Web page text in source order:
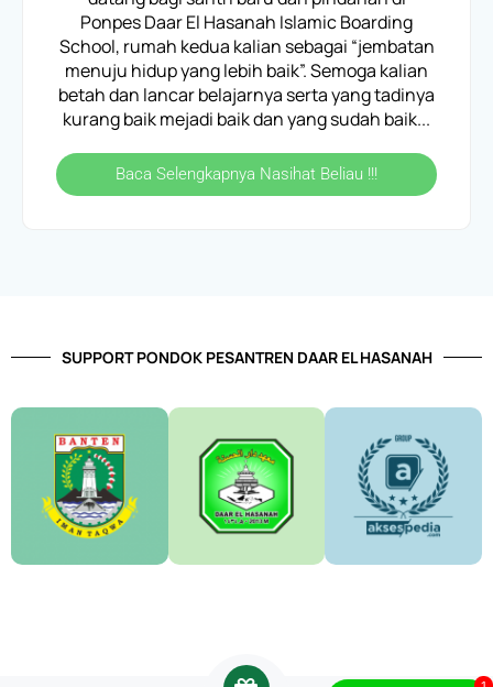
Ponpes Daar El Hasanah Islamic Boarding
School, rumah kedua kalian sebagai “jembatan
menuju hidup yang lebih baik”. Semoga kalian
betah dan lancar belajarnya serta yang tadinya
kurang baik mejadi baik dan yang sudah baik...
Baca Selengkapnya Nasihat Beliau !!!
SUPPORT PONDOK PESANTREN DAAR EL HASANAH